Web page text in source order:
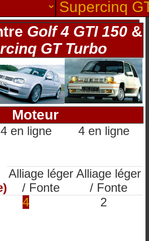
Golf 4 GTI 150&
GT Turbo
Moteur
4 en ligne 4 en ligne
Alliage léger
/ Fonte
Alliage léger
/ Fonte
4 2